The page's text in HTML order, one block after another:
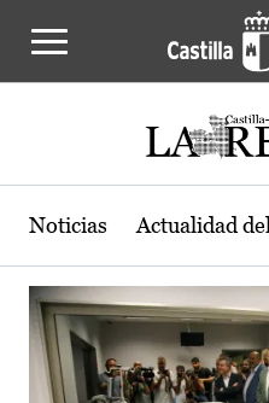
Actualidad de la
Noticias Actualidad